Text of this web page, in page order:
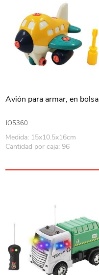
Avión para armar, en bolsa
JO5360
Medida: 15x10.5x16cm
Cantidad por caja: 96